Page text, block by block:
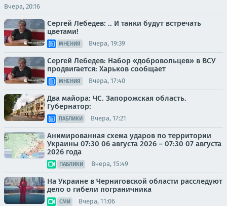
Вчера, 20:16
Сергей Лебедев: .. И танки будут встречать
цветами!
МНЕНИЯ Вчера, 19:39
Сергей Лебедев: Набор «добровольцев» в ВСУ
продвигается: Харьков сообщает
МНЕНИЯ Вчера, 17:40
Два майора: ЧС. Запорожская область.
Губернатор:
ПАБЛИКИ Вчера, 17:21
Анимированная схема ударов по территории
Украины 07:30 06 августа 2026 – 07:30 07 августа
2026 года
ПАБЛИКИ Вчера, 15:49
На Украине в Черниговской области расследуют
дело о гибели пограничника
СМИ Вчера, 11:06